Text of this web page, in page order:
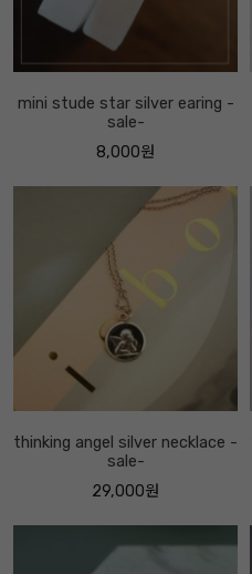
mini stude star silver earing -
sale-
8,000원
thinking angel silver necklace -
sale-
29,000원